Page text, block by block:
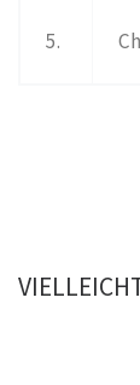
5.